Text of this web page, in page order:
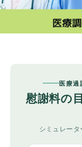
医療過
慰謝料の
シミュレー